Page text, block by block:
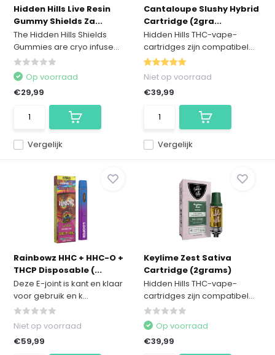
Hidden Hills Live Resin
Gummy Shields Za...
The Hidden Hills Shields
Gummies are cryo infuse...
Vergelijk
Op voorraad
€29,99
Cantaloupe Slushy Hybrid
Cartridge (2gra...
Hidden Hills THC-vape-
cartridges zijn compatibel...
Vergelijk
Niet op voorraad
€39,99
Rainbowz HHC + HHC-O +
THCP Disposable (...
Deze E-joint is kant en klaar
voor gebruik en k...
Niet op voorraad
€59,99
Keylime Zest Sativa
Cartridge (2grams)
Hidden Hills THC-vape-
cartridges zijn compatibel...
Op voorraad
€39,99